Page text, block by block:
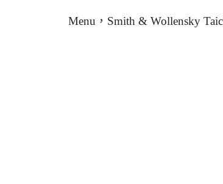
Menu，Smith & Wollensky